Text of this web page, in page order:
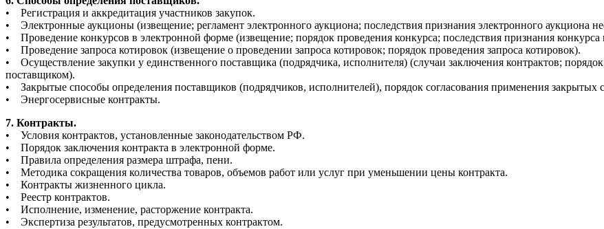
• Регистрация и аккредитация участников закупок.
• Электронные аукционы (извещение; регламент электронного аукциона; последствия признания электронного аукциона
• Проведение конкурсов в электронной форме (извещение; порядок проведения конкурса; последствия признания конкурса
• Проведение запроса котировок (извещение о проведении запроса котировок; порядок проведения запроса котировок).
• Осуществление закупки у единственного поставщика (подрядчика, исполнителя) (случаи заключения контрактов;
поставщиком).
• Закрытые способы определения поставщиков (подрядчиков, исполнителей), порядок согласования применения закрытых
• Энергосервисные контракты.
7. Контракты.
• Условия контрактов, установленные законодательством РФ.
• Порядок заключения контракта в электронной форме.
• Правила определения размера штрафа, пени.
• Методика сокращения количества товаров, объемов работ или услуг при уменьшении цены контракта.
• Контракты жизненного цикла.
• Реестр контрактов.
• Исполнение, изменение, расторжение контракта.
• Экспертиза результатов, предусмотренных контрактом.